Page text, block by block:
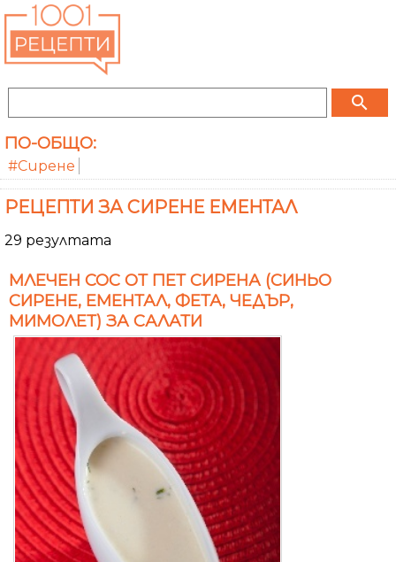
search
ПО-ОБЩО:
#Сирене
РЕЦЕПТИ ЗА СИРЕНЕ ЕМЕНТАЛ
29 резултата
МЛЕЧЕН СОС ОТ ПЕТ СИРЕНА (СИНЬО
СИРЕНЕ, ЕМЕНТАЛ, ФЕТА, ЧЕДЪР,
МИМОЛЕТ) ЗА САЛАТИ